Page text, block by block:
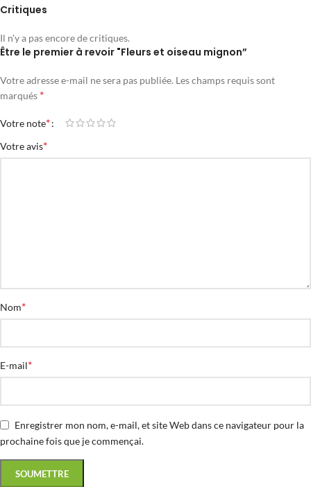
Critiques
Il n'y a pas encore de critiques.
Être le premier à revoir "Fleurs et oiseau mignon”
Votre adresse e-mail ne sera pas publiée. Les champs requis sont
marqués *
Votre note*
Votre avis*
Nom*
E-mail*
Enregistrer mon nom, e-mail, et site Web dans ce navigateur pour la
prochaine fois que je commençai.